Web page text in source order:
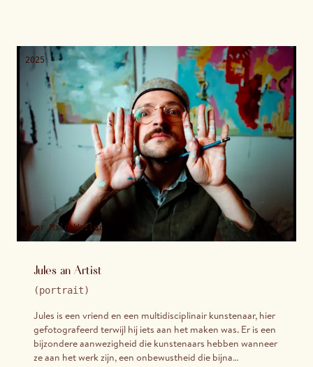
2025
door Milo Weiler
Jules an Artist
(portrait)
Jules is een vriend en een multidisciplinair kunstenaar, hier
gefotografeerd terwijl hij iets aan het maken was. Er is een
bijzondere aanwezigheid die kunstenaars hebben wanneer
ze aan het werk zijn, een onbewustheid die bijna